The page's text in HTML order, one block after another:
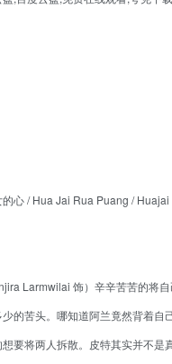
心 / Hua Jai Rua Puang /
Larmwilai 饰）辛辛苦苦的将
的苦头。哪知道阿兰竟然背着
要将两人拆散。皮特其实并不